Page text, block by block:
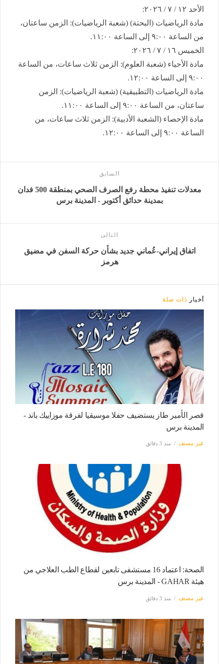
​الأحد ١٢ / ٧ / ٢٠٢٦:
​مادة الرياضيات (البحتة) (شعبة الرياضيات): الزمن ساعتان،
من الساعة ٩:٠٠ إلى الساعة ١١:٠٠.
​الخميس ١٦ / ٧ / ٢٠٢٦:
​مادة الأحياء (شعبة العلوم): الزمن ثلاث ساعات، من الساعة
٩:٠٠ إلى الساعة ١٢:٠٠.
​مادة الرياضيات (التطبيقية) (شعبة الرياضيات): الزمن
ساعتان، من الساعة ٩:٠٠ إلى الساعة ١١:٠٠.
​مادة الإحصاء (الشعبة الأدبية): الزمن ثلاث ساعات، من
الساعة ٩:٠٠ إلى الساعة ١٢:٠٠.
السابق
معدلات تنفيذ محطة رفع الصرف الصحي بمنطقة 500 فدان
بمدينة حدائق أكتوبر - المدينة برس
التالى
اتفاق إيراني-عُماني جديد بشأن حركة السفن في مضيق
هرمز
أخبار ذات صلة
قصر الأمير طاز يستضيف حفلا موسيقيا لفرقة موزاييك باند -
المدينة برس
غير مصنف منذ 3 دقائق
الصحة: اعتماد 16 مستشفى تابعين لقطاع الطب العلاجي من
هيئة GAHAR - المدينة برس
غير مصنف منذ 3 دقائق